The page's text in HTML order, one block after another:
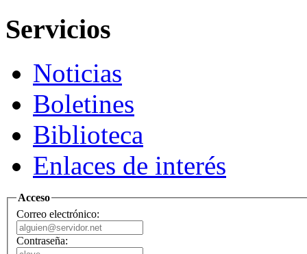
Servicios
Noticias
Boletines
Biblioteca
Enlaces de interés
Acceso
Correo electrónico:
Contraseña: